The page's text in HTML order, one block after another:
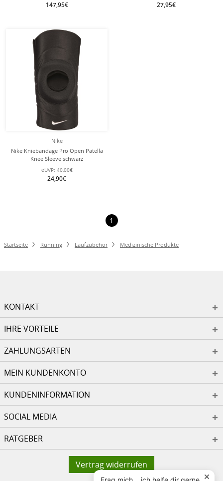
147,95€ 27,95€
Nike
Nike Kniebandage Pro Open Patella
Knee Sleeve schwarz
eUVP: 40,00€
24,90€
1
Startseite Running Laufzubehör Medizinische Produkte
KONTAKT
IHRE VORTEILE
ZAHLUNGSARTEN
MEIN KUNDENKONTO
KUNDENINFORMATION
SOCIAL MEDIA
RATGEBER
Vertrag widerrufen